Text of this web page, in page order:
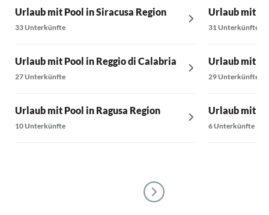
Urlaub mit Pool in Siracusa Region
33 Unterkünfte
Urlaub mit Pool in Reggio di Calabria
27 Unterkünfte
Urlaub mit Pool in Ragusa Region
10 Unterkünfte
Urlaub mit
31 Unterkünfte
Urlaub mit
29 Unterkünfte
Urlaub mit
6 Unterkünfte